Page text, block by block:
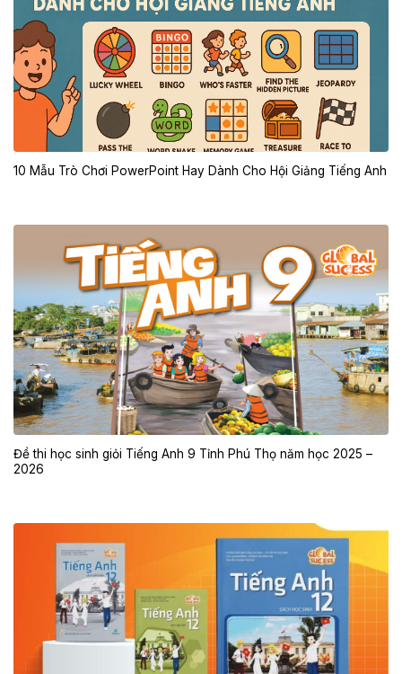
10 Mẫu Trò Chơi PowerPoint Hay Dành Cho Hội Giảng Tiếng Anh
Đề thi học sinh giỏi Tiếng Anh 9 Tỉnh Phú Thọ năm học 2025 –
2026